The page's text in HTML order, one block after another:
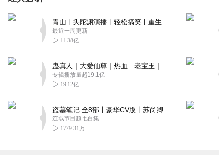
最近一周更新
11.38亿
专辑播放量超19.1亿
19.12亿
连载节目超七百集
1779.31万